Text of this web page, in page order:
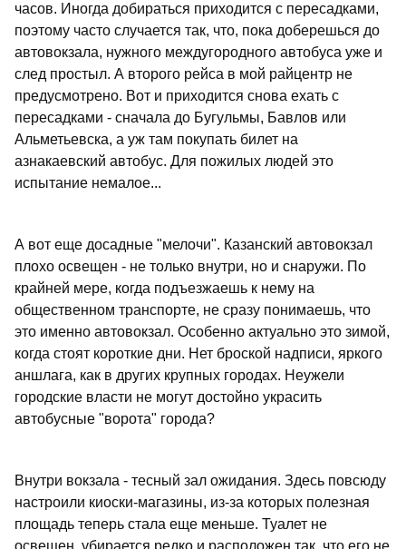
часов. Иногда добираться приходится с пересадками,
поэтому часто случается так, что, пока доберешься до
автовокзала, нужного междугородного автобуса уже и
след простыл. А второго рейса в мой райцентр не
предусмотрено. Вот и приходится снова ехать с
пересадками - сначала до Бугульмы, Бавлов или
Альметьевска, а уж там покупать билет на
азнакаевский автобус. Для пожилых людей это
испытание немалое...
А вот еще досадные "мелочи". Казанский автовокзал
плохо освещен - не только внутри, но и снаружи. По
крайней мере, когда подъезжаешь к нему на
общественном транспорте, не сразу понимаешь, что
это именно автовокзал. Особенно актуально это зимой,
когда стоят короткие дни. Нет броской надписи, яркого
аншлага, как в других крупных городах. Неужели
городские власти не могут достойно украсить
автобусные "ворота" города?
Внутри вокзала - тесный зал ожидания. Здесь повсюду
настроили киоски-магазины, из-за которых полезная
площадь теперь стала еще меньше. Туалет не
освещен, убирается редко и расположен так, что его не